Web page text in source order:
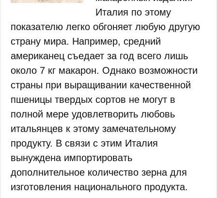
Италия по этому
показателю легко обгоняет любую другую
страну мира. Например, средний
американец съедает за год всего лишь
около 7 кг макарон. Однако возможности
страны при выращивании качественной
пшеницы твердых сортов не могут в
полной мере удовлетворить любовь
итальянцев к этому замечательному
продукту. В связи с этим Италия
вынуждена импортировать
дополнительное количество зерна для
изготовления национального продукта.